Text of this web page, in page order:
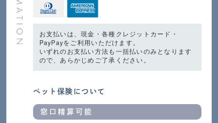
お支払いは、現金・各種クレジットカード・
PayPayをご利用いただけます。
いずれのお支払い方法も一括払いのみとなります
ので、あらかじめご了承ください。
ペット保険について
窓口精算可能